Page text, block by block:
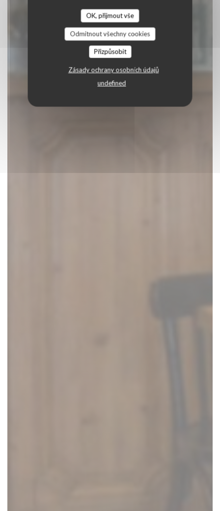
OK, přijmout vše
Odmítnout všechny cookies
Přizpůsobit
Zásady ochrany osobních údajů
undefined
|ROUEN
REZERVOVAT STŮL